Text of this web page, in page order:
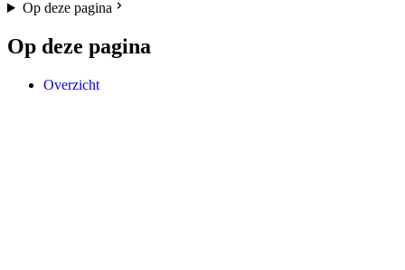
Op deze pagina
Op deze pagina
Overzicht